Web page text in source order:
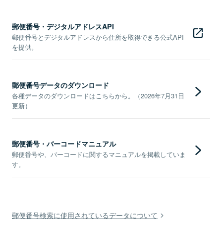
郵便番号・デジタルアドレスAPI
郵便番号とデジタルアドレスから住所を取得できる公式API
を提供。
郵便番号データのダウンロード
各種データのダウンロードはこちらから。（2026年7月31日
更新）
郵便番号・バーコードマニュアル
郵便番号や、バーコードに関するマニュアルを掲載していま
す。
郵便番号検索に使用されているデータについて